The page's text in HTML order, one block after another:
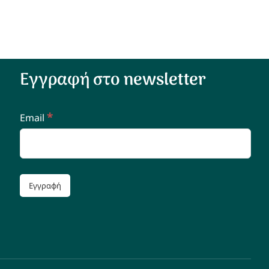
Εγγραφή στο newsletter
Email *